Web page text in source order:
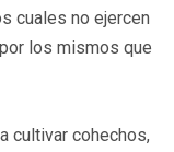
cuales no ejercen
los mismos que
cultivar cohechos,